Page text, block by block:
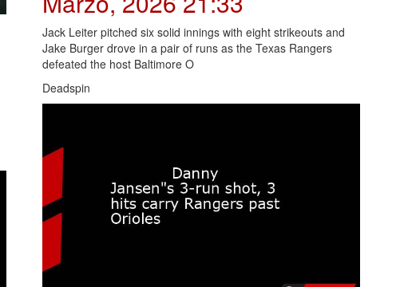
Jack Leiter pitched six solid innings with eight strikeouts and
Jake Burger drove in a pair of runs as the Texas Rangers
defeated the host Baltimore O
Deadspin